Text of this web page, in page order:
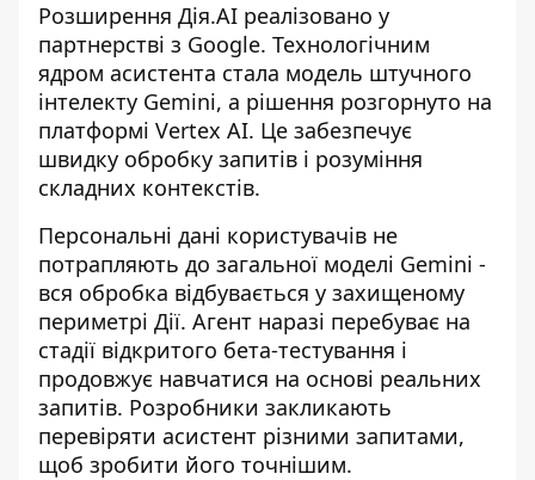
Розширення Дія.AI реалізовано у
партнерстві з Google. Технологічним
ядром асистента стала модель штучного
інтелекту Gemini, а рішення розгорнуто на
платформі Vertex AI. Це забезпечує
швидку обробку запитів і розуміння
складних контекстів.
Персональні дані користувачів не
потрапляють до загальної моделі Gemini -
вся обробка відбувається у захищеному
периметрі Дії. Агент наразі перебуває на
стадії відкритого бета-тестування і
продовжує навчатися на основі реальних
запитів. Розробники закликають
перевіряти асистент різними запитами,
щоб зробити його точнішим.